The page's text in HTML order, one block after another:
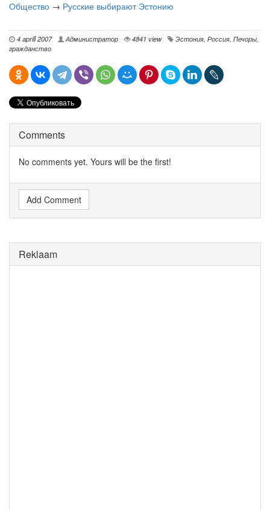
Общество → Русские выбирают Эстонию
4 aprill 2007 Администратор 4841 view Эстония, Россия, Печоры,
гражданство
Comments
No comments yet. Yours will be the first!
Add Comment
Reklaam